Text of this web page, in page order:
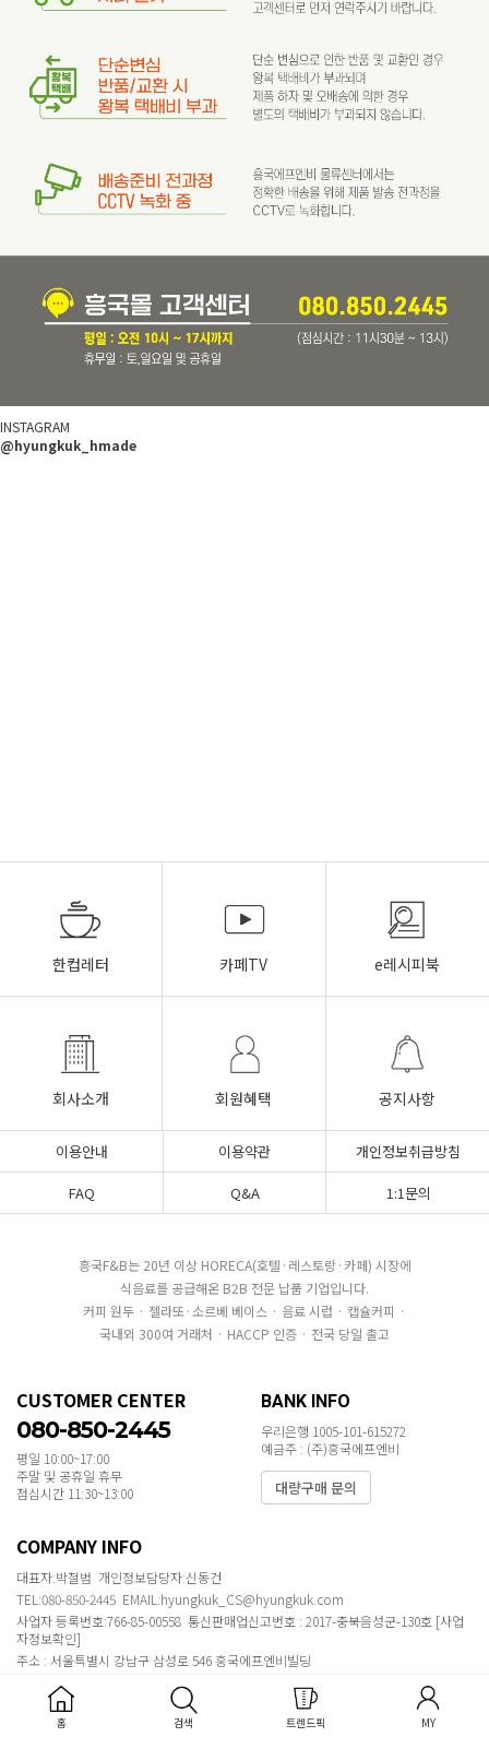
INSTAGRAM
@hyungkuk_hmade
한컵레터 카페TV e레시피북
회사소개 회원혜택 공지사항
이용안내 이용약관
개인정보취급방침
FAQ
Q&A 1:1문의
흥국F&B는 20년 이상 HORECA(호텔·레스토랑·카페) 시장에
식음료를 공급해온 B2B 전문 납품 기업입니다.
커피 원두 · 젤라또·소르베 베이스 · 음료 시럽 · 캡슐커피 ·
국내외 300여 거래처 · HACCP 인증 · 전국 당일 출고
CUSTOMER CENTER
080-850-2445
평일 10:00~17:00
주말 및 공휴일 휴무
점심시간 11:30~13:00
BANK INFO
우리은행 1005-101-615272
예금주 : (주)흥국에프엔비
대량구매 문의
COMPANY INFO
대표자:박철범 개인정보담당자:신동건
TEL:080-850-2445 EMAIL:hyungkuk_CS@hyungkuk.com
사업자 등록번호:766-85-00558 통신판매업신고번호 : 2017-충북음성군-130호 [사업
자정보확인]
주소 : 서울특별시 강남구 삼성로 546 흥국에프엔비빌딩
COPYRIGHT ⓒ 2020 MAKESHOP ALL RIGHTS RESERVED.
홈 검색 트렌드픽 MY